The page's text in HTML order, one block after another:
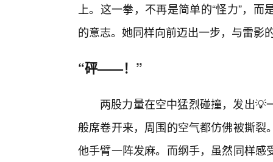
上。这一拳，不再是简单的“怪力”，
的意志。她同样向前迈出一步，与雷影
“砰——！”
两股力量在空中猛烈碰撞，发出
般席卷开来，周围的空气都仿佛被撕
他手臂一阵发麻。而纲手，虽然同样